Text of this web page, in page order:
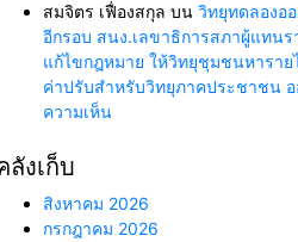
สมจิตร เฟื่องสกุล บน วิทยุทดลองอ
อีกรอบ สนง.เลขาธิการสภาผู้แทนร
แก้ไขกฎหมาย ให้วิทยุชุมชนหาราย
ค่าปรับสำหรับวิทยุภาคประชาชน อ
ความเห็น
ลังเก็บ
สิงหาคม 2026
กรกฎาคม 2026